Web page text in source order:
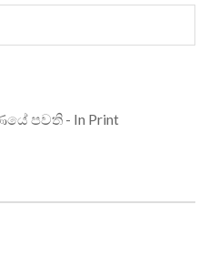
පවති - In Print